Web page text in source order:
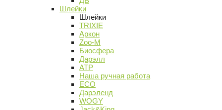
Шлейки
Шлейки
TRIXIE
Аркон
Zoo-M
Биосфера
Дарэлл
АТР
Наша ручная работа
ECO
Дарэленд
WOGY